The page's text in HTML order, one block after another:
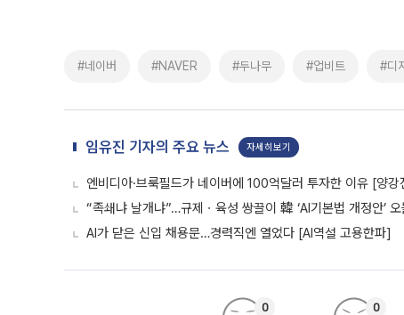
#네이버 #NAVER #두나무 #업비트 #디
임유진 기자의 주요 뉴스 자세히보기
엔비디아·브룩필드가 네이버에 100억달러 투자한 이유 [양
“족쇄냐 날개냐”…규제ㆍ육성 쌍끌이 韓 ‘AI기본법 개정안’
AI가 닫은 신입 채용문…경력직엔 열었다 [AI역설 고용한파]
0 0